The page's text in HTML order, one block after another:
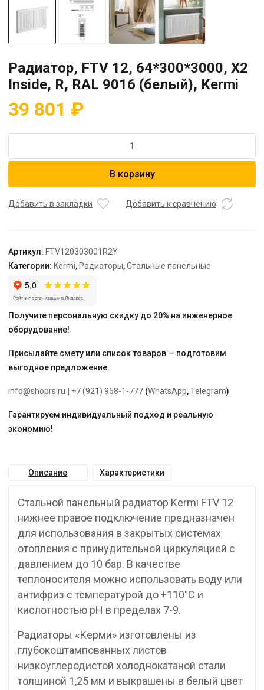
Радиатор, FTV 12, 64*300*3000, X2
Inside, R, RAL 9016 (белый), Kermi
39 801 ₽
Радиатор,
64*300*3000,
RAL
9016
(белый),
Kermi
В корзину
Добавить в закладки Добавить к сравнению
Артикул: FTV120303001R2Y
Категории: Kermi, Радиаторы,Стальные панельные
Получите персональную скидку до 20% на инженерное
оборудование!
Присылайте смету или список товаров — подготовим
выгодное предложение.
info@shoprs.ru +7 (921) 958-1-777 (WhatsApp,Telegram)
Гарантируем индивидуальный подход и реальную
экономию!
Описание Характеристики
Стальной панельный радиатор Kermi FTV 12
нижнее правое подключение предназначен
для использования в закрытых системах
отопления с принудительной циркуляцией с
давлением до 10 бар. В качестве
теплоносителя можно использовать воду или
антифриз с температурой до +110°C и
кислотностью pH в пределах 7-9.
Радиаторы «Керми» изготовлены из
глубокоштампованных листов
низкоуглеродистой холоднокатаной стали
толщиной 1,25 мм и выкрашены в белый цвет